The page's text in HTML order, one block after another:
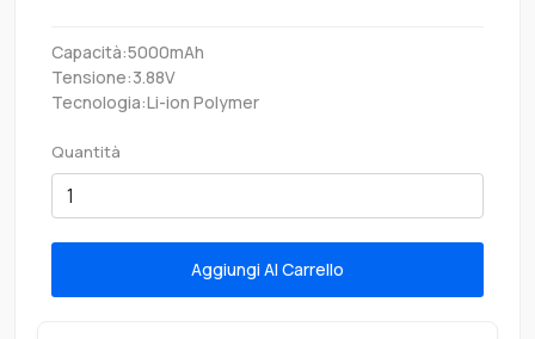
Capacità:5000mAh
Tensione:3.88V
Tecnologia:Li-ion Polymer
Quantità
Aggiungi Al Carrello